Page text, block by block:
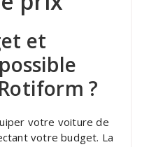
et
?
votre voiture de
votre budget. La